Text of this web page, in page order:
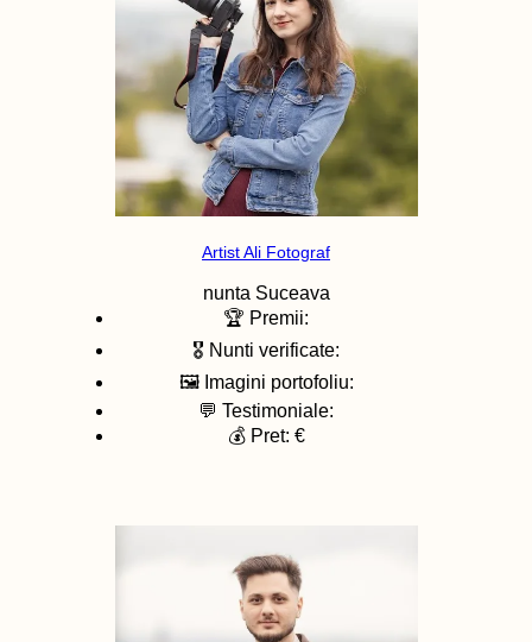
Artist Ali Fotograf
nunta Suceava
🏆 Premii:
🎖️ Nunti verificate:
🖼️ Imagini portofoliu:
💬 Testimoniale:
💰 Pret: €